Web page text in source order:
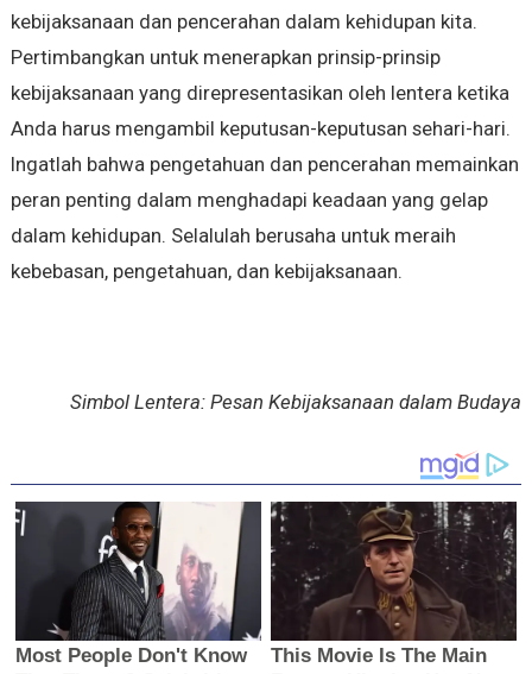
kebijaksanaan dan pencerahan dalam kehidupan kita.
Pertimbangkan untuk menerapkan prinsip-prinsip
kebijaksanaan yang direpresentasikan oleh lentera ketika
Anda harus mengambil keputusan-keputusan sehari-hari.
Ingatlah bahwa pengetahuan dan pencerahan memainkan
peran penting dalam menghadapi keadaan yang gelap
dalam kehidupan. Selalulah berusaha untuk meraih
kebebasan, pengetahuan, dan kebijaksanaan.
Simbol Lentera: Pesan Kebijaksanaan dalam Budaya